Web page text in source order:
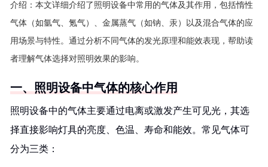
介绍： 本文详细介绍了照明设备中常用的气体及其作用，包括惰性
气体（如氩气、氪气）、金属蒸气（如钠、汞）以及混合气体的应
用场景与特性。通过分析不同气体的发光原理和能效表现，帮助读
者理解气体选择对照明效果的影响。
一、照明设备中气体的核心作用
照明设备中的气体主要通过电离或激发产生可见光，其选
择直接影响灯具的亮度、色温、寿命和能效。常见气体可
分为三类：